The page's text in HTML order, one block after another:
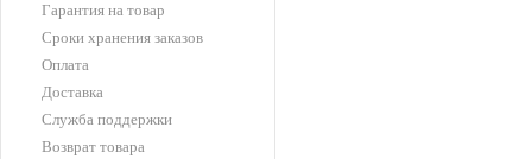
Гарантия на товар
Сроки хранения заказов
Оплата
Доставка
Служба поддержки
Возврат товара